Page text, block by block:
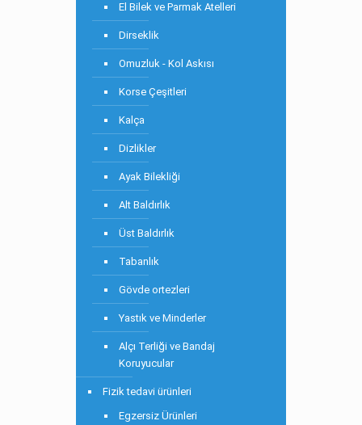
El Bilek ve Parmak Atelleri
Dirseklik
Omuzluk - Kol Askısı
Korse Çeşitleri
Kalça
Dizlikler
Ayak Bilekliği
Alt Baldırlık
Üst Baldırlık
Tabanlık
Gövde ortezleri
Yastık ve Minderler
Alçı Terliği ve Bandaj
Koruyucular
Fizik tedavi ürünleri
Egzersiz Ürünleri